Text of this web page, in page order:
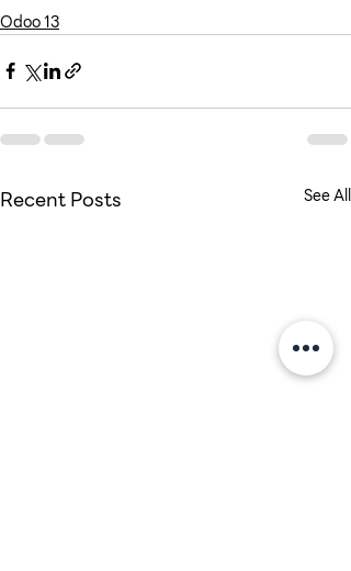
Odoo 13
Recent Posts See All